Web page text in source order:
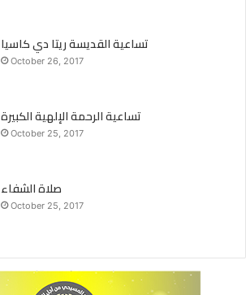
تساعية القديسة ريتا دي كاسيا
October 26, 2017
تساعية الرحمة الإلهية الكبيرة
October 25, 2017
صلاة الشفاء
October 25, 2017